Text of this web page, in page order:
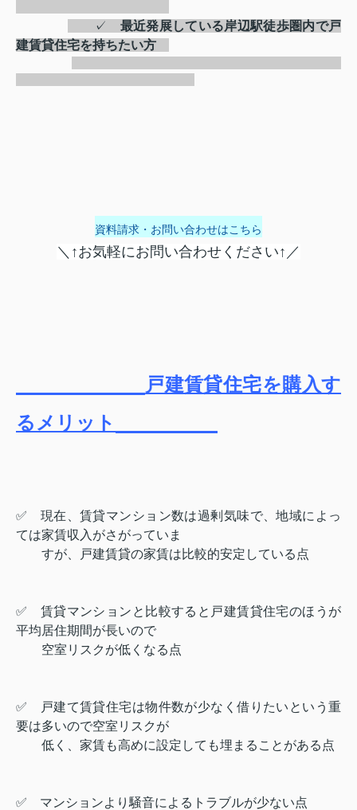
✓ 最近発展している岸辺駅徒歩圏内で戸
建賃貸住宅を持ちたい方
資料請求・お問い合わせはこちら
＼↑お気軽にお問い合わせください↑／
戸建賃貸住宅を購入す
るメリット
✅ 現在、賃貸マンション数は過剰気味で、地域によっ
ては家賃収入がさがっていま
すが、戸建賃貸の家賃は比較的安定している点
✅ 賃貸マンションと比較すると戸建賃貸住宅のほうが
平均居住期間が長いので
空室リスクが低くなる点
✅ 戸建て賃貸住宅は物件数が少なく借りたいという重
要は多いので空室リスクが
低く、家賃も高めに設定しても埋まることがある点
✅ マンションより騒音によるトラブルが少ない点